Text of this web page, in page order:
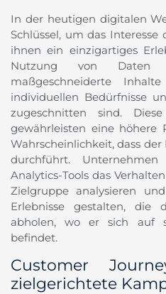
In der heutigen digitalen
Schlüssel, um das
ihnen ein einzigartiges
Nutzung von Daten
maßgeschneiderte
individuellen Bedürfnisse
zugeschnitten sind.
gewährleisten eine höhere
Wahrscheinlichkeit, dass
durchführt.
Analytics-Tools das
Zielgruppe analysieren
Erlebnisse gestalten, die
abholen, wo er sich auf
befindet.
Customer
zielgerichtete